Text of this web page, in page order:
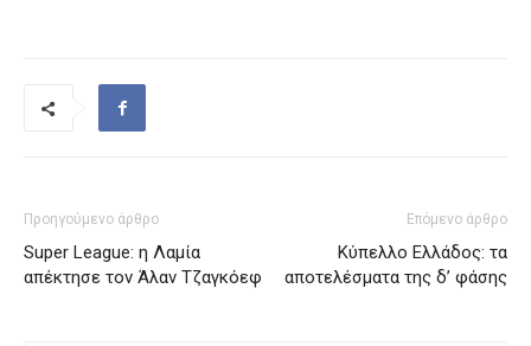
Προηγούμενο άρθρο
Super League: η Λαμία
απέκτησε τον Άλαν Τζαγκόεφ
Επόμενο άρθρο
Κύπελλο Ελλάδος: τα
αποτελέσματα της δ’ φάσης